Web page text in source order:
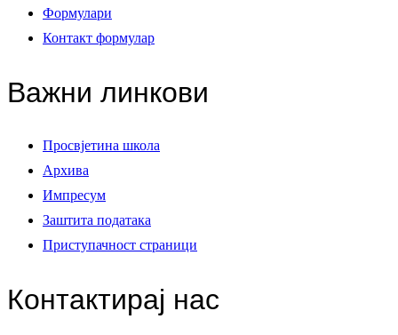
Формулари
Контакт формулар
Важни линкови
Просвјетина школа
Архива
Импресум
Заштита података
Приступачност страници
Контактирај нас